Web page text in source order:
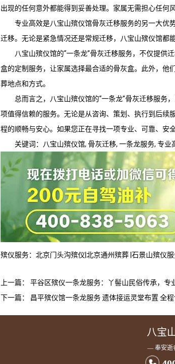
出现的任何意外都能得到妥善处理。家属无需担心任何
专业高效是八宝山殡仪馆骨灰迁移服务的另一大优
迁移。无论是紧急情况还是常规迁移，
八宝山殡仪馆都
八宝山殡仪馆的“一条龙”骨灰迁移服务，不仅提供
盒的定制服务，让家属选择最合适的骨灰盒。此外，他
葬地点和方式。
总而言之，
八宝山殡仪馆的“一条龙”骨灰迁移服务
项值得信赖的服务。无论是从咨询、策划、执行到后续服
程的顺畅与安心。如果您正在寻找一项专业、可靠、安
关键词：
八宝山殡仪馆, 骨灰迁移, 一条龙服务, 专
殡仪服务： 北京门头沟殡仪 北京通州殡葬 石景山殡仪
上一篇： 平谷区殡仪一条龙服务：丫髻山民俗传承，专
下一篇： 昌平殡仪馆一条龙服务 遗体接运灵堂布置 全
八宝
— 奉安逝